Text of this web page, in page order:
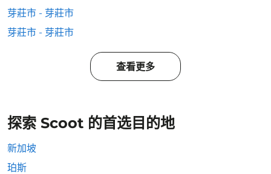
芽莊市 - 芽莊市
芽莊市 - 芽莊市
查看更多
探索 Scoot 的首选目的地
新加坡
珀斯